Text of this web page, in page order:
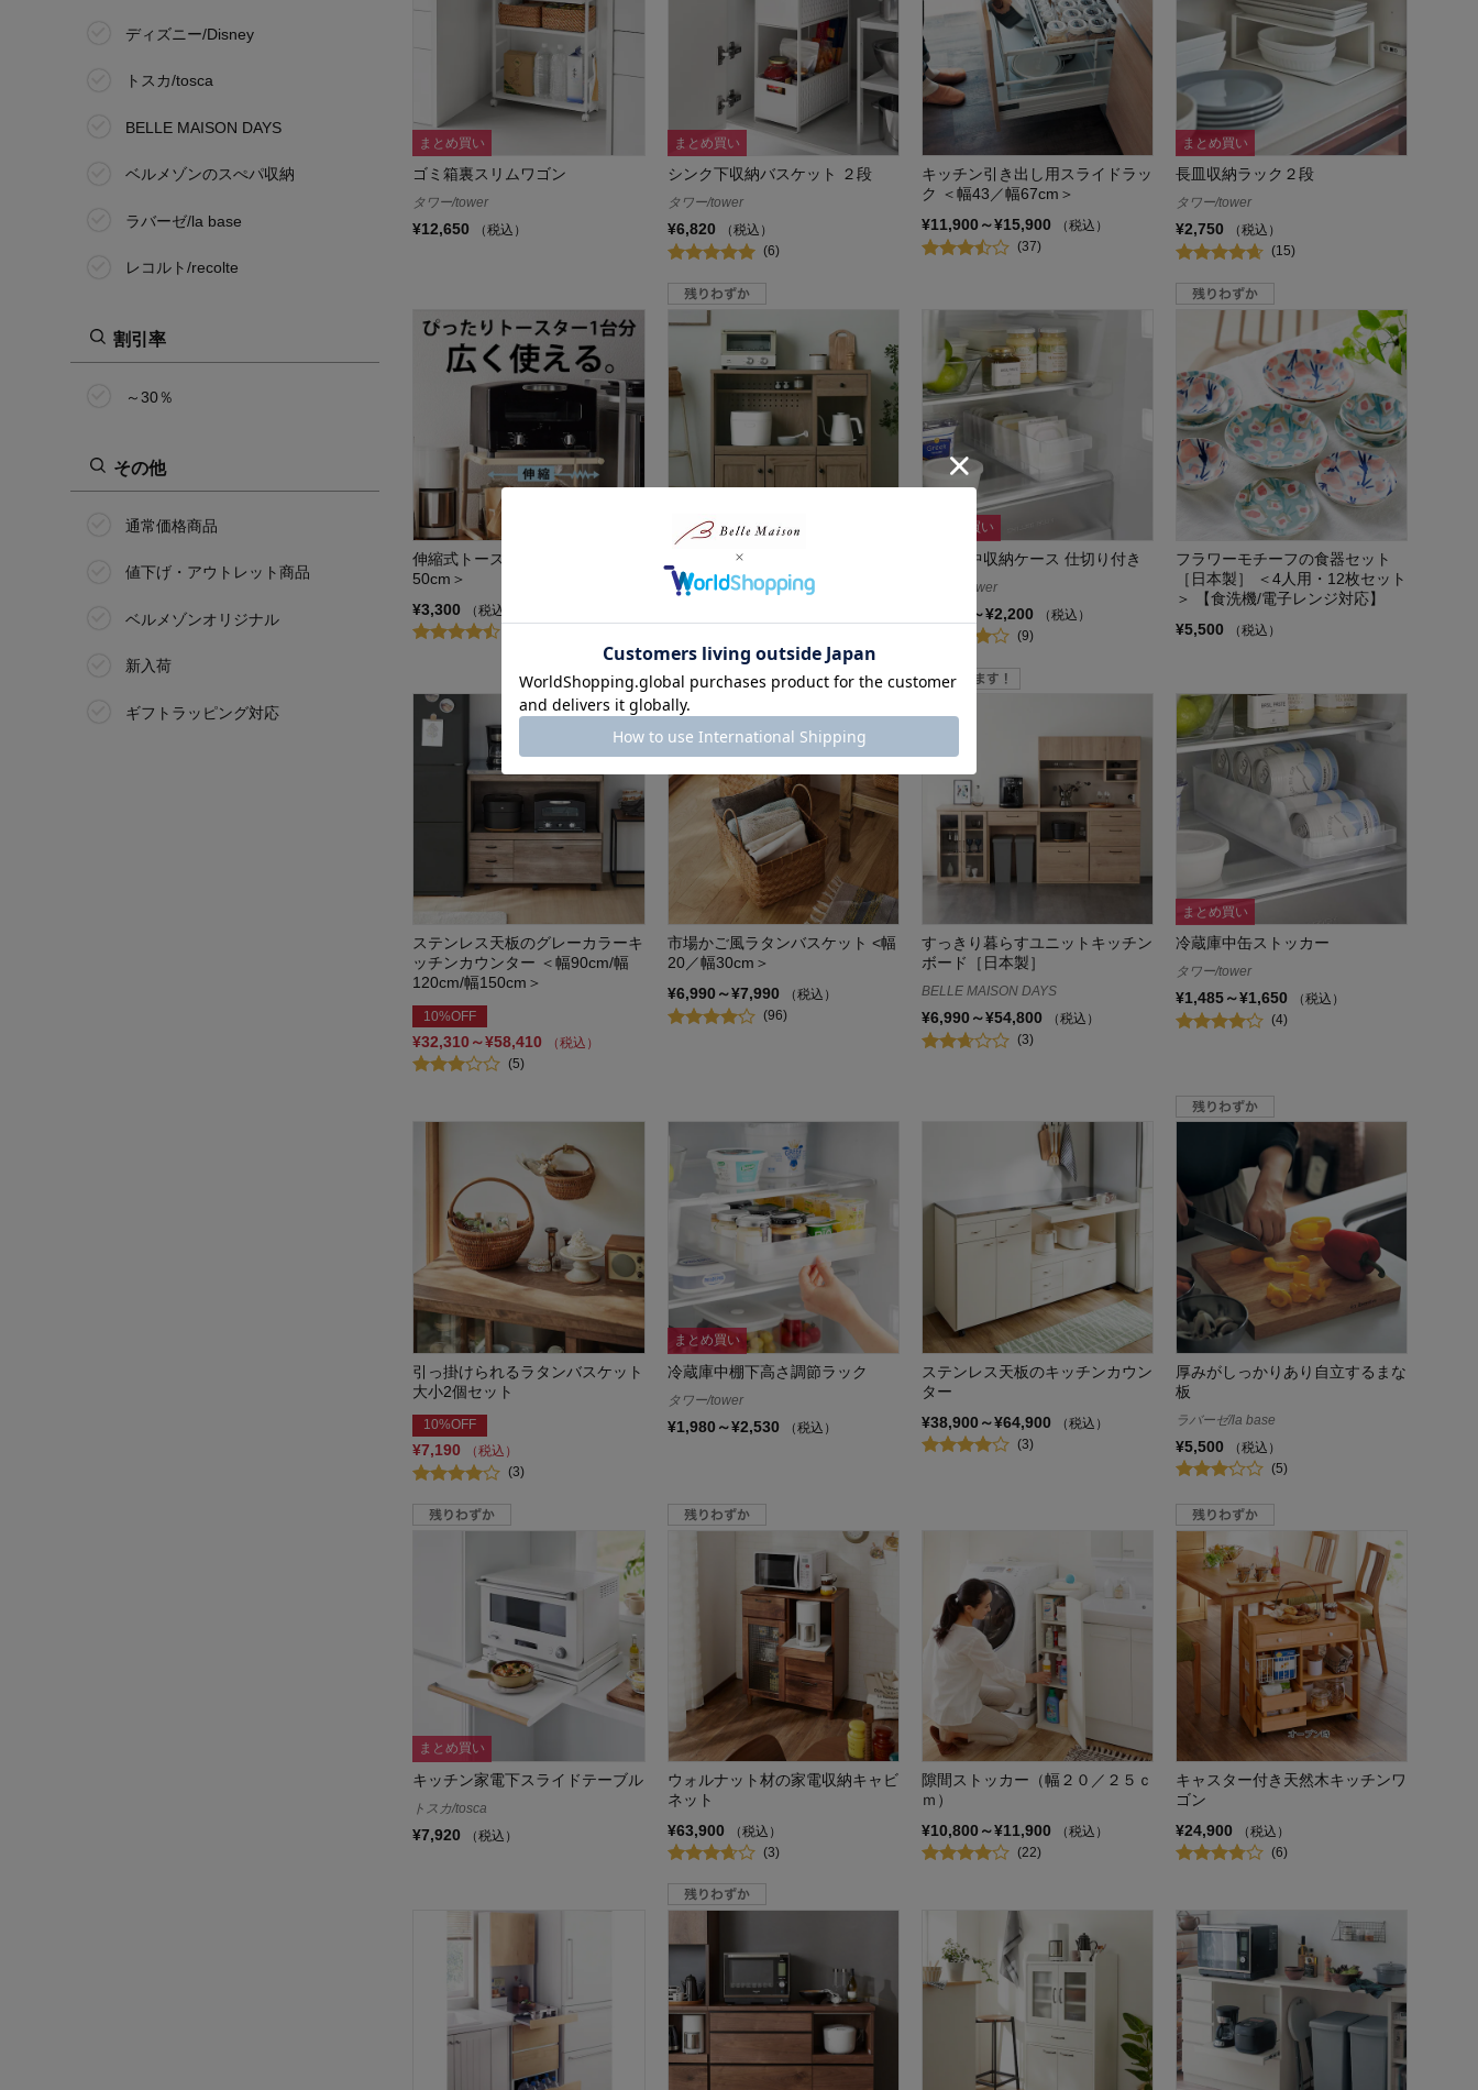
ディズニー/Disney
トスカ/tosca
BELLE MAISON DAYS
ベルメゾンのスぺパ収納
ラバーゼ/la base
レコルト/recolte
割引率
～30％
その他
通常価格商品
値下げ・アウトレット商品
ベルメゾンオリジナル
新入荷
ギフトラッピング対応
まとめ買い
ゴミ箱裏スリムワゴン
タワー/tower
¥12,650 （税込）
まとめ買い
シンク下収納バスケット ２段
タワー/tower
¥6,820
（税込）
(6)
キッチン引き出し用スライドラッ
ク ＜幅43／幅67cm＞
¥11,900～¥15,900
（税込）
(37)
まとめ買い
長皿収納ラック２段
タワー/tower
¥2,750
（税込）
(15)
伸縮式トースターラック <幅33～
50cm＞
¥3,300
（税込）
取っ手が選べる木目調家電収納キ
ッチンボード 【家電がすっきり
片付く】
¥26,490
まとめ買い
冷蔵庫中収納ケース 仕切り付き
タワー/tower
¥1,375～¥2,200
（税込）
(9)
フラワーモチーフの食器セット
［日本製］ ＜4人用・12枚セット
＞ 【食洗機/電子レンジ対応】
¥5,500
（税込）
ステンレス天板のグレーカラーキ
ッチンカウンター ＜幅90cm/幅
120cm/幅150cm＞
10%OFF
¥32,310～¥58,410
（税込）
(5)
市場かご風ラタンバスケット <幅
20／幅30cm＞
¥6,990～¥7,990
（税込）
(96)
すっきり暮らすユニットキッチン
ボード［日本製］
BELLE MAISON DAYS
¥6,990～¥54,800
（税込）
(3)
まとめ買い
冷蔵庫中缶ストッカー
タワー/tower
¥1,485～¥1,650
（税込）
(4)
引っ掛けられるラタンバスケット
大小2個セット
10%OFF
¥7,190
（税込）
(3)
まとめ買い
冷蔵庫中棚下高さ調節ラック
タワー/tower
¥1,980～¥2,530 （税込）
ステンレス天板のキッチンカウン
ター
¥38,900～¥64,900
（税込）
(3)
厚みがしっかりあり自立するまな
板
ラバーゼ/la base
¥5,500
（税込）
(5)
まとめ買い
キッチン家電下スライドテーブル
トスカ/tosca
¥7,920 （税込）
ウォルナット材の家電収納キャビ
ネット
¥63,900
（税込）
(3)
隙間ストッカー（幅２０／２５ｃ
ｍ）
¥10,800～¥11,900
（税込）
(22)
キャスター付き天然木キッチンワ
ゴン
¥24,900
（税込）
(6)